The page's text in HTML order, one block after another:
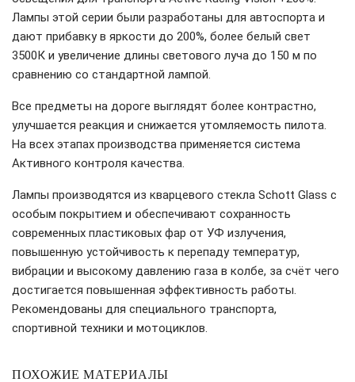
Лампы этой серии были разработаны для автоспорта и
дают прибавку в яркости до 200%, более белый свет
3500К и увеличение длины светового луча до 150 м по
сравнению со стандартной лампой.
Все предметы на дороге выглядят более контрастно,
улучшается реакция и снижается утомляемость пилота.
На всех этапах производства применяется система
Активного контроля качества.
Лампы производятся из кварцевого стекла Schott Glass c
особым покрытием и обеспечивают сохранность
современных пластиковых фар от УФ излучения,
повышенную устойчивость к перепаду температур,
вибрации и высокому давлению газа в колбе, за счёт чего
достигается повышенная эффективность работы.
Рекомендованы для специального транспорта,
спортивной техники и мотоциклов.
ПОХОЖИЕ МАТЕРИАЛЫ